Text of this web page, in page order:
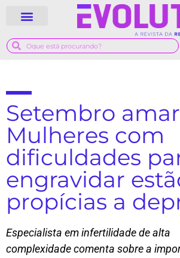
Setembro
Mulheres com
dificuldades
engravidar
propícias a
Especialista em infertilidade de alta
complexidade comenta sobre a